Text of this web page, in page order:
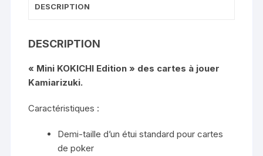
DESCRIPTION
DESCRIPTION
« Mini KOKICHI Edition » des cartes à jouer
Kamiarizuki.
Caractéristiques :
Demi-taille d’un étui standard pour cartes
de poker